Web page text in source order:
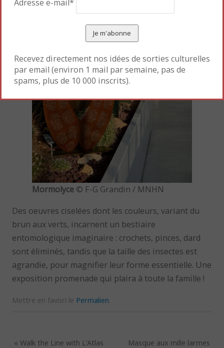
Mormolyce © F-G Grandin / MNHN
Des oeuvres ciselées dont les couleurs, variant du
brun aux verts, incarnent un bestiaire
entomologique imaginaire : crochets, pinces, dard
sont éliminés, tandis que la taille des insectes est
agrandie, pour magnifier leur forme essentielle. Une
exposition promenade qui plaira à toute la famille !
Mettre en favori le Permalien
« Walk the Line with L’Atlas
Masque aux mille larmes
Adresse e-mail*
Recevez directement nos idées de sorties culturelles
par email (environ 1 mail par semaine, pas de
spams, plus de 10 000 inscrits).